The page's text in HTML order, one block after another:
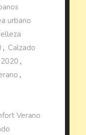
urbano
, Calzado
,
,
Verano